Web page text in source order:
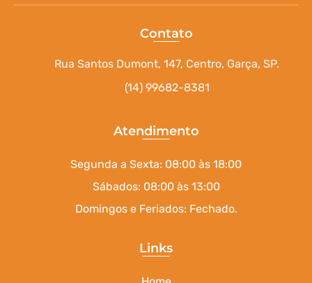
Contato
Rua Santos Dumont, 147, Centro, Garça, SP.
(14) 99682-8381
Atendimento
Segunda a Sexta: 08:00 às 18:00
Sábados: 08:00 às 13:00
Domingos e Feriados: Fechado.
Links